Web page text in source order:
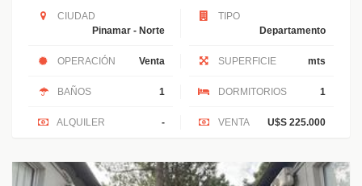
CIUDAD
Pinamar - Norte
TIPO
Departamento
OPERACIÓN Venta SUPERFICIE mts
BAÑOS 1 DORMITORIOS 1
ALQUILER - VENTA U$S 225.000